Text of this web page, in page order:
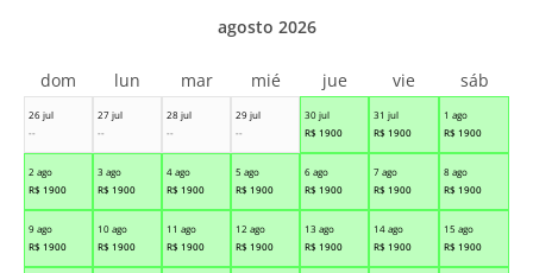
26 jul
--
27 jul
--
28 jul
--
29 jul
--
30 jul
R$ 1900
31 jul
R$ 1900
1 ago
R$ 1900
2 ago
R$ 1900
3 ago
R$ 1900
4 ago
R$ 1900
5 ago
R$ 1900
6 ago
R$ 1900
7 ago
R$ 1900
8 ago
R$ 1900
9 ago
R$ 1900
10 ago
R$ 1900
11 ago
R$ 1900
12 ago
R$ 1900
13 ago
R$ 1900
14 ago
R$ 1900
15 ago
R$ 1900
agosto 2026
dom lun mar mié jue vie sáb